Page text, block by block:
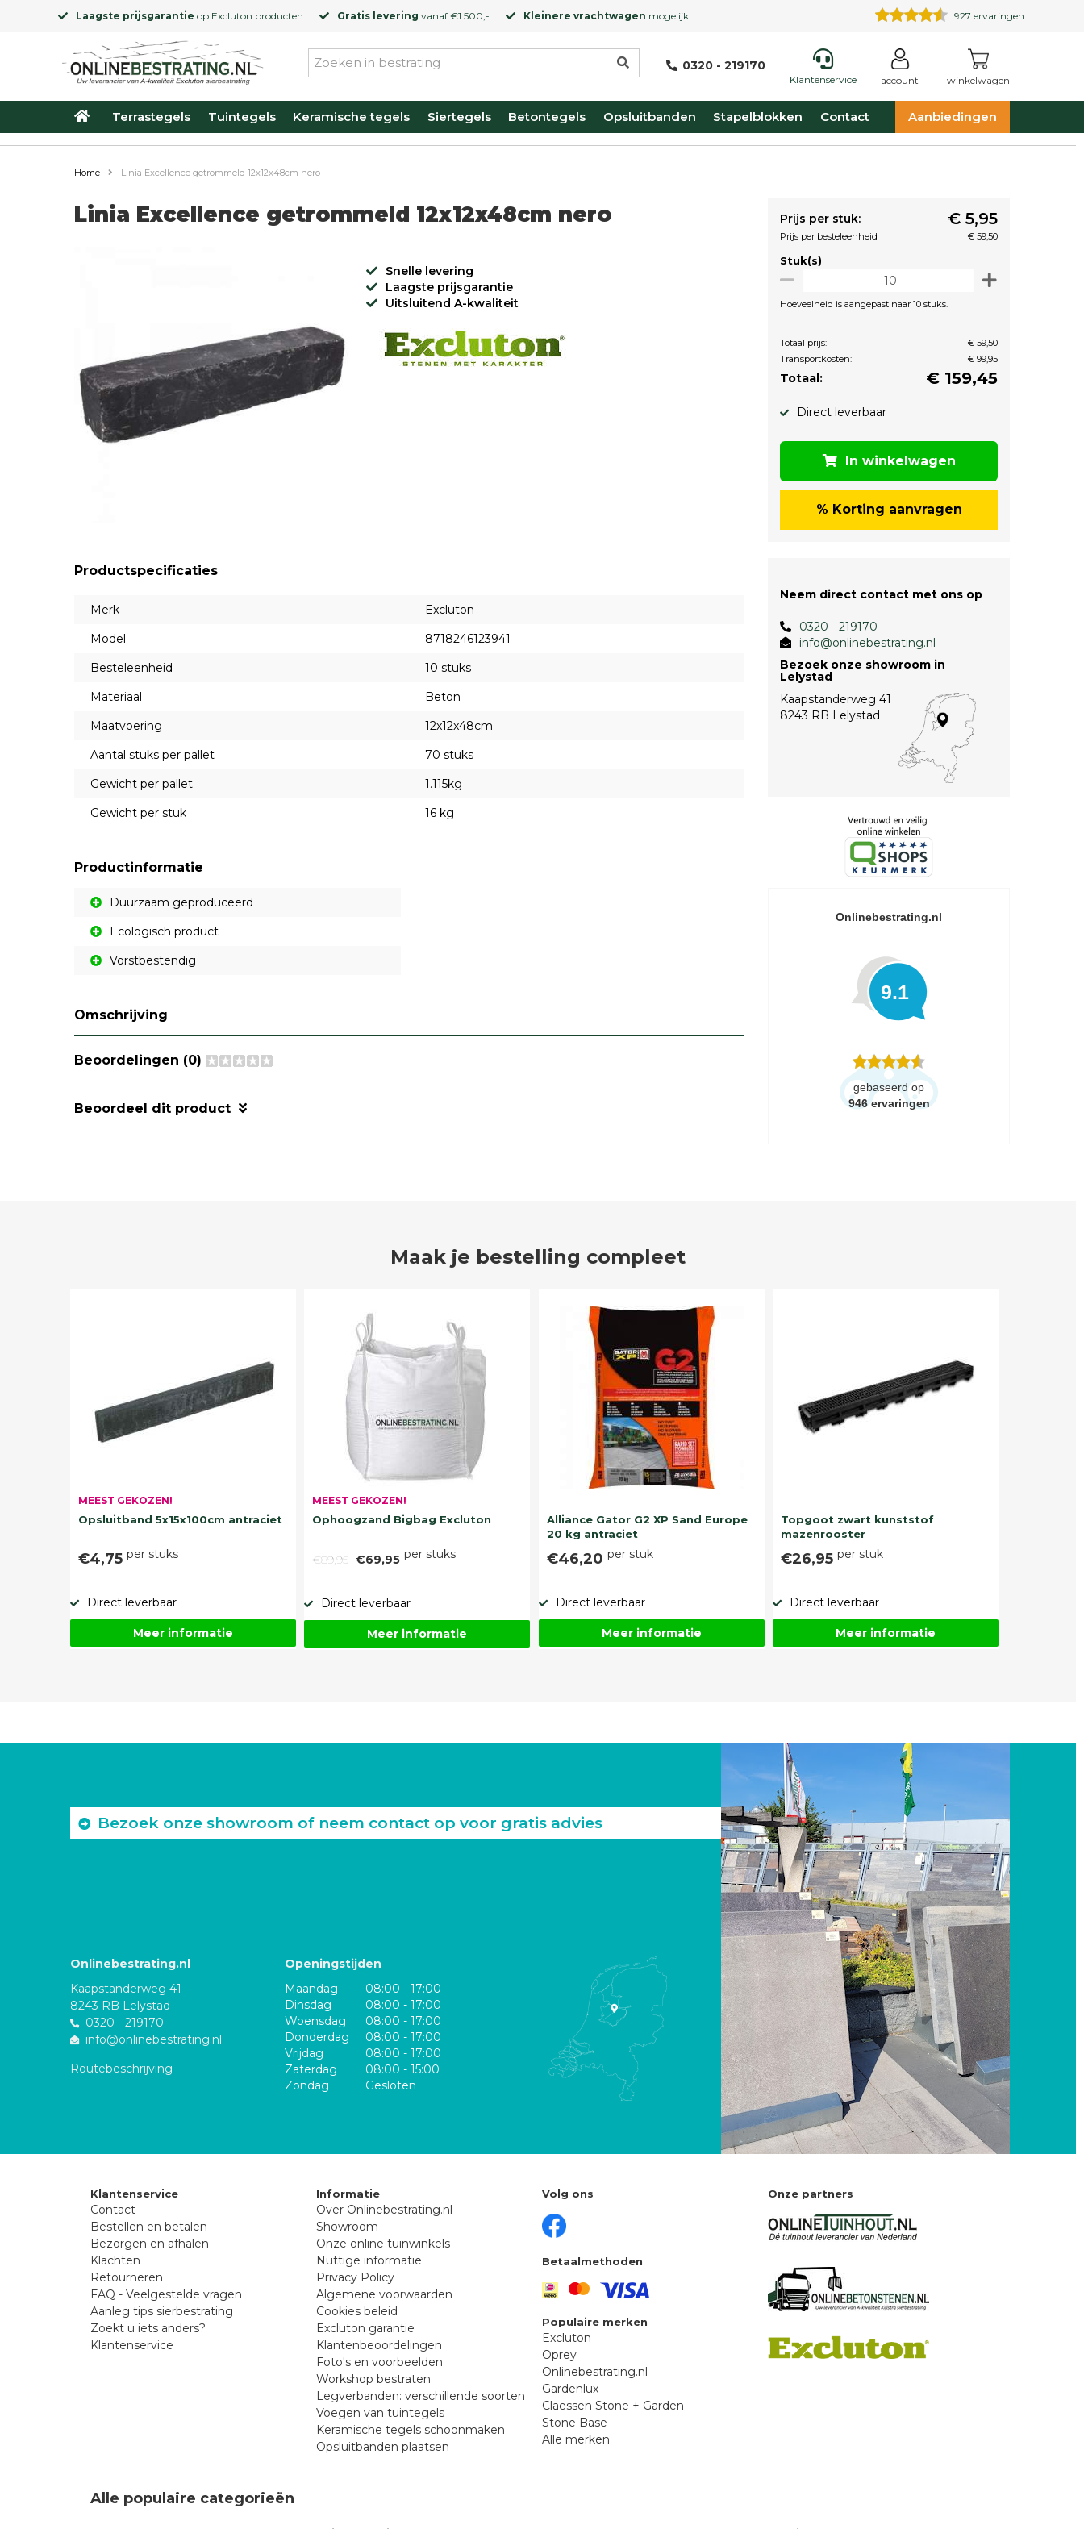
Laagste prijsgarantie op Excluton producten Gratis levering vanaf €1.500,- Kleinere vrachtwagen mogelijk 927 ervaringen
0320 - 219170
Klantenservice account winkelwagen
Terrastegels Tuintegels Keramische tegels Siertegels Betontegels Opsluitbanden Stapelblokken Contact Aanbiedingen
Home Linia Excellence getrommeld 12x12x48cm nero
Linia Excellence getrommeld 12x12x48cm nero
Snelle levering
Laagste prijsgarantie
Uitsluitend A-kwaliteit
Productspecificaties
Merk
Excluton
Model
8718246123941
Besteleenheid
10 stuks
Materiaal
Beton
Maatvoering
12x12x48cm
Aantal stuks per pallet
70 stuks
Gewicht per pallet
1.115kg
Gewicht per stuk
16 kg
Productinformatie
Duurzaam geproduceerd
Ecologisch product
Vorstbestendig
Omschrijving
Beoordelingen (0)
Beoordeel dit product
Prijs per stuk: € 5,95
Prijs per besteleenheid € 59,50
Stuk(s)
Hoeveelheid is aangepast naar 10 stuks.
Totaal prijs:
€ 59,50
Transportkosten:
€ 99,95
Totaal: € 159,45
Direct leverbaar
In winkelwagen
% Korting aanvragen
Neem direct contact met ons op
0320 - 219170
info@onlinebestrating.nl
Bezoek onze showroom in
Lelystad
Kaapstanderweg 41
8243 RB Lelystad
Onlinebestrating.nl
9.1
gebaseerd op
946 ervaringen
Maak je bestelling compleet
MEEST GEKOZEN!
Opsluitband 5x15x100cm antraciet
€4,75 per stuks
Direct leverbaar
Meer informatie
MEEST GEKOZEN!
Ophoogzand Bigbag Excluton
€89,95 €69,95 per stuks
Direct leverbaar
Meer informatie
Alliance Gator G2 XP Sand Europe
20 kg antraciet
€46,20 per stuk
Direct leverbaar
Meer informatie
Topgoot zwart kunststof
mazenrooster
€26,95 per stuk
Direct leverbaar
Meer informatie
Bezoek onze showroom of neem contact op voor gratis advies
Onlinebestrating.nl
Kaapstanderweg 41
8243 RB Lelystad
0320 - 219170
info@onlinebestrating.nl
Routebeschrijving
Openingstijden
Maandag
08:00 - 17:00
Dinsdag
08:00 - 17:00
Woensdag
08:00 - 17:00
Donderdag
08:00 - 17:00
Vrijdag
08:00 - 17:00
Zaterdag
08:00 - 15:00
Zondag
Gesloten
Klantenservice
Contact
Bestellen en betalen
Bezorgen en afhalen
Klachten
Retourneren
FAQ - Veelgestelde vragen
Aanleg tips sierbestrating
Zoekt u iets anders?
Klantenservice
Informatie
Over Onlinebestrating.nl
Showroom
Onze online tuinwinkels
Nuttige informatie
Privacy Policy
Algemene voorwaarden
Cookies beleid
Excluton garantie
Klantenbeoordelingen
Foto's en voorbeelden
Workshop bestraten
Legverbanden: verschillende soorten
Voegen van tuintegels
Keramische tegels schoonmaken
Opsluitbanden plaatsen
Volg ons
Betaalmethoden
Populaire merken
Excluton
Oprey
Onlinebestrating.nl
Gardenlux
Claessen Stone + Garden
Stone Base
Alle merken
Onze partners
Alle populaire categorieën